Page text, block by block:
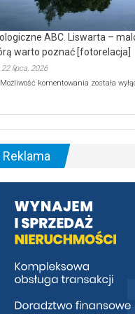
ABC. Liswarta –
warto poznać [fotorelacja]
22 lipca, 2026
Możliwość komentowania Ekologiczne
–
malownicza
[fotorelacja]
została
Reklama